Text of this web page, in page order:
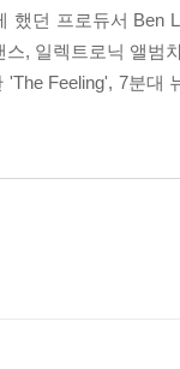
했던 프로듀서 Ben
, 일렉트로닉 앨범
Feeling', 7분대